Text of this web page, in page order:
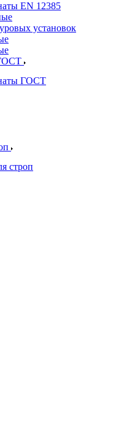
EN 12385
установок
ГОСТ
строп